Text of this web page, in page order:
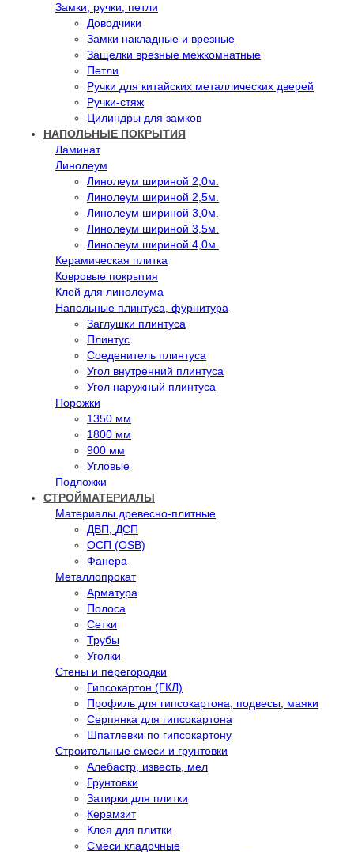
Замки, ручки, петли
Доводчики
Замки накладные и врезные
Защелки врезные межкомнатные
Петли
Ручки для китайских металлических дверей
Ручки-стяж
Цилиндры для замков
НАПОЛЬНЫЕ ПОКРЫТИЯ
Ламинат
Линолеум
Линолеум шириной 2,0м.
Линолеум шириной 2,5м.
Линолеум шириной 3,0м.
Линолеум шириной 3,5м.
Линолеум шириной 4,0м.
Керамическая плитка
Ковровые покрытия
Клей для линолеума
Напольные плинтуса, фурнитура
Заглушки плинтуса
Плинтус
Соеденитель плинтуса
Угол внутренний плинтуса
Угол наружный плинтуса
Порожки
1350 мм
1800 мм
900 мм
Угловые
Подложки
СТРОЙМАТЕРИАЛЫ
Материалы древесно-плитные
ДВП, ДСП
ОСП (OSB)
Фанера
Металлопрокат
Арматура
Полоса
Сетки
Трубы
Уголки
Стены и перегородки
Гипсокартон (ГКЛ)
Профиль для гипсокартона, подвесы, маяки
Серпянка для гипсокартона
Шпатлевки по гипсокартону
Строительные смеси и грунтовки
Алебастр, известь, мел
Грунтовки
Затирки для плитки
Керамзит
Клея для плитки
Смеси кладочные